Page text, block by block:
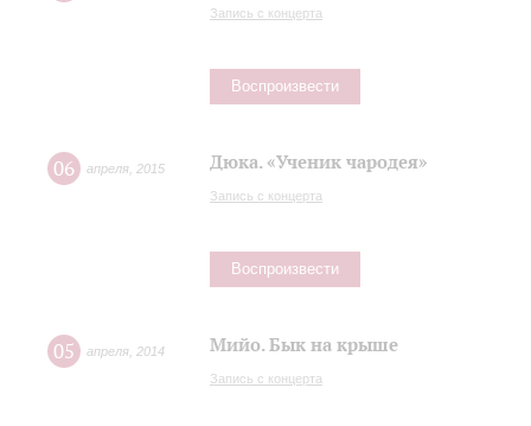
Запись с концерта
Воспроизвести
06 апреля 2015 Дюка. «Ученик чародея»
Запись с концерта
Воспроизвести
05 апреля 2014 Мийо. Бык на крыше
Запись с концерта